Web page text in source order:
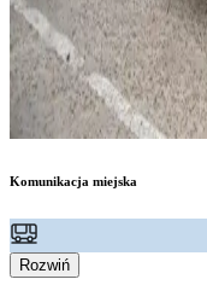
Komunikacja miejska
Rozwiń